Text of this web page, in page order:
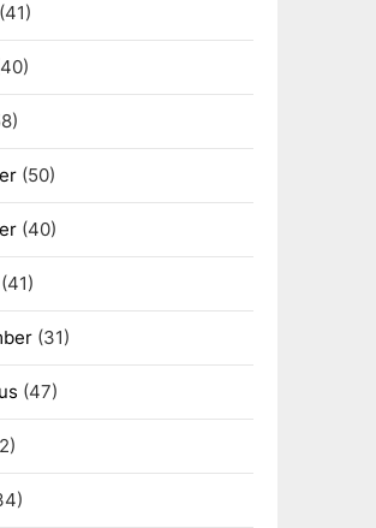
(41)
(50)
(40)
(31)
(47)